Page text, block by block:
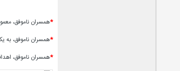
*همسران ناموفق،
*همسران ناموفق، به
*همسران ناموفق،